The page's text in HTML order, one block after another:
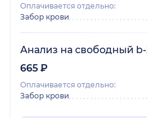
Оплачивается отдельно:
Забор крови
Анализ на свободный
665 ₽
Оплачивается отдельно:
Забор крови